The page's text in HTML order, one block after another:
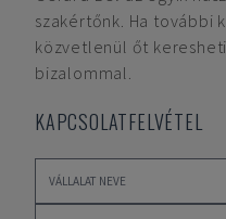
szakértőnk. Ha további
közvetlenül őt
bizalommal.
KAPCSOLATFELVÉTEL